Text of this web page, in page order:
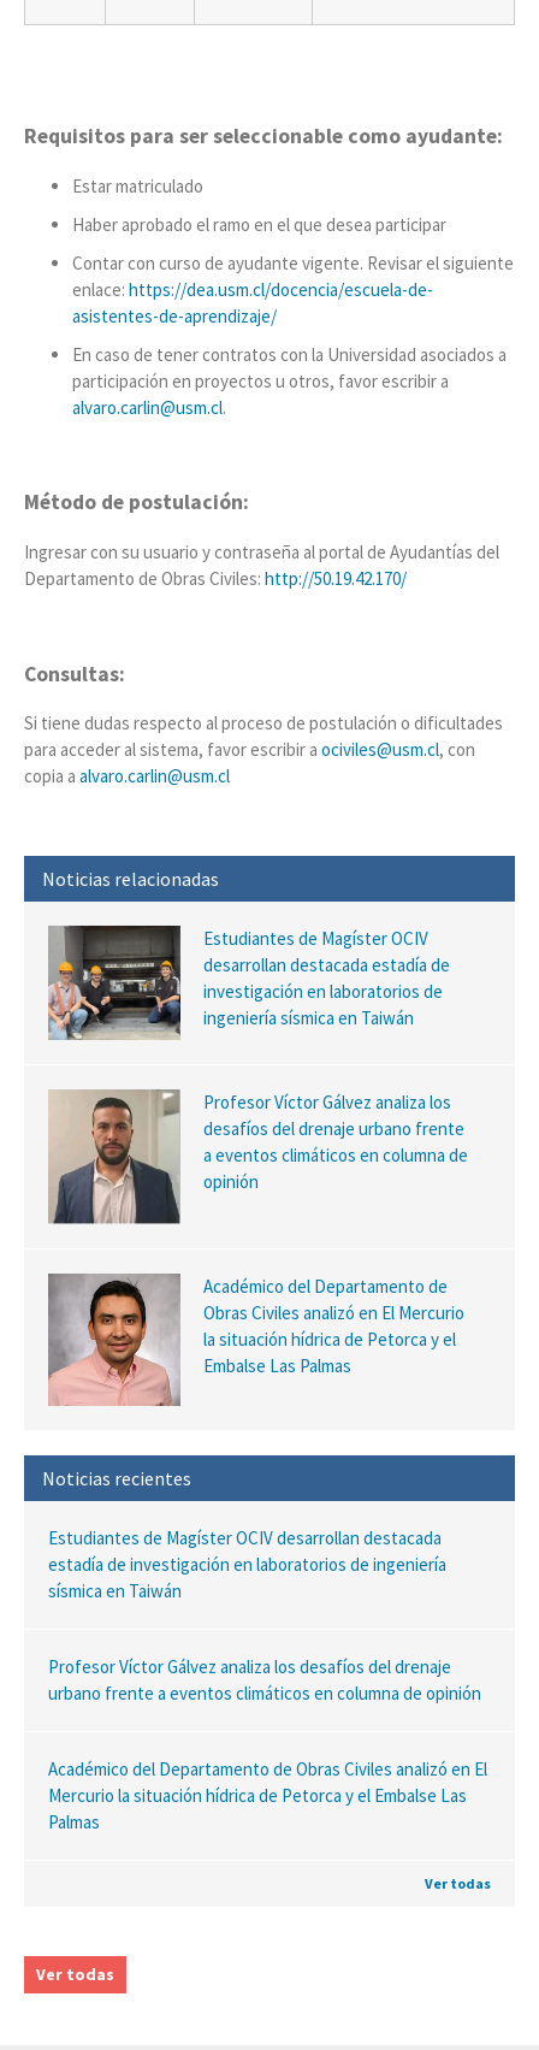
Requisitos para ser seleccionable como ayudante:
Estar matriculado
Haber aprobado el ramo en el que desea participar
Contar con curso de ayudante vigente. Revisar el siguiente
enlace: https://dea.usm.cl/docencia/escuela-de-
asistentes-de-aprendizaje/
En caso de tener contratos con la Universidad asociados a
participación en proyectos u otros, favor escribir a
alvaro.carlin@usm.cl.
Método de postulación:
Ingresar con su usuario y contraseña al portal de Ayudantías del
Departamento de Obras Civiles: http://50.19.42.170/
Consultas:
Si tiene dudas respecto al proceso de postulación o dificultades
para acceder al sistema, favor escribir a ociviles@usm.cl, con
copia a alvaro.carlin@usm.cl
Noticias relacionadas
Estudiantes de Magíster OCIV
desarrollan destacada estadía de
investigación en laboratorios de
ingeniería sísmica en Taiwán
Profesor Víctor Gálvez analiza los
desafíos del drenaje urbano frente
a eventos climáticos en columna de
opinión
Académico del Departamento de
Obras Civiles analizó en El Mercurio
la situación hídrica de Petorca y el
Embalse Las Palmas
Noticias recientes
Estudiantes de Magíster OCIV desarrollan destacada
estadía de investigación en laboratorios de ingeniería
sísmica en Taiwán
Profesor Víctor Gálvez analiza los desafíos del drenaje
urbano frente a eventos climáticos en columna de opinión
Académico del Departamento de Obras Civiles analizó en El
Mercurio la situación hídrica de Petorca y el Embalse Las
Palmas
Ver todas
Ver todas